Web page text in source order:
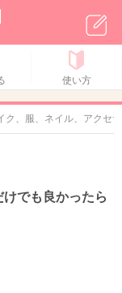
使い方
ク、服、ネイル、アクセ
でも良かったら